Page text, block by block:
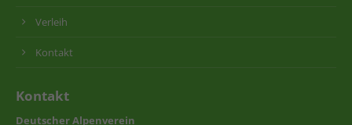
Verleih
Kontakt
Kontakt
Deutscher Alpenverein